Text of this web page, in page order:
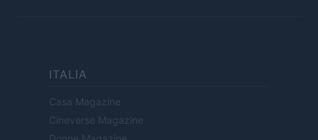
ITALIA
Casa Magazine
Cineverse Magazine